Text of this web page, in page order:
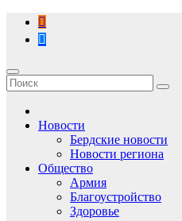
Перейти
содержимому
Новости
Бердские новости
Новости региона
Общество
Армия
Благоустройство
Здоровье